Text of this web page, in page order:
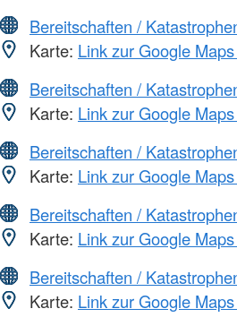
Bereitschaften /
Karte: Link zur Google
Bereitschaften /
Karte: Link zur Google
Bereitschaften /
Karte: Link zur Google
Bereitschaften /
Karte: Link zur Google
Bereitschaften /
Karte: Link zur Google